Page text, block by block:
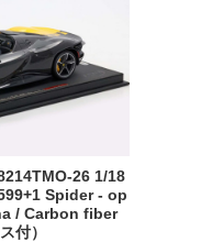
26 1/18
Spider - op
/ Carbon fiber
付）